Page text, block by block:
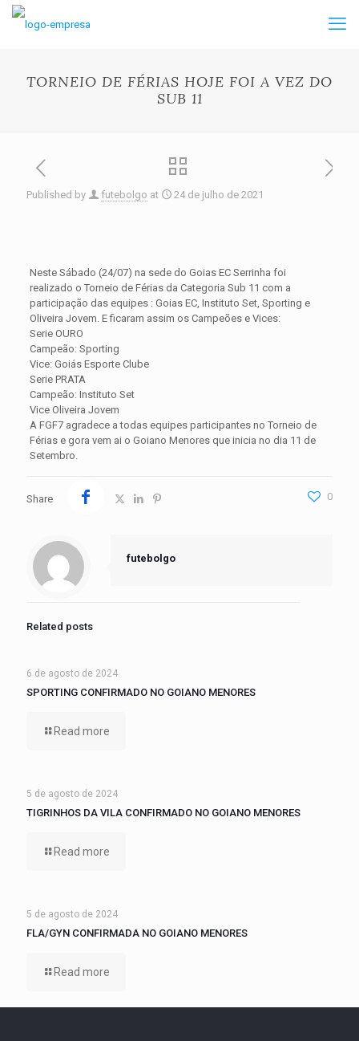
TORNEIO DE FÉRIAS HOJE FOI A VEZ DO
SUB 11
Published by futebolgo at 24 de julho de 2021
Neste Sábado (24/07) na sede do Goias EC Serrinha foi
realizado o Torneio de Férias da Categoria Sub 11 com a
participação das equipes : Goias EC, Instituto Set, Sporting e
Oliveira Jovem. E ficaram assim os Campeões e Vices:
Serie OURO
Campeão: Sporting
Vice: Goiás Esporte Clube
Serie PRATA
Campeão: Instituto Set
Vice Oliveira Jovem
A FGF7 agradece a todas equipes participantes no Torneio de
Férias e gora vem ai o Goiano Menores que inicia no dia 11 de
Setembro.
Share 0
futebolgo
Related posts
6 de agosto de 2024
SPORTING CONFIRMADO NO GOIANO MENORES
Read more
5 de agosto de 2024
TIGRINHOS DA VILA CONFIRMADO NO GOIANO MENORES
Read more
5 de agosto de 2024
FLA/GYN CONFIRMADA NO GOIANO MENORES
Read more